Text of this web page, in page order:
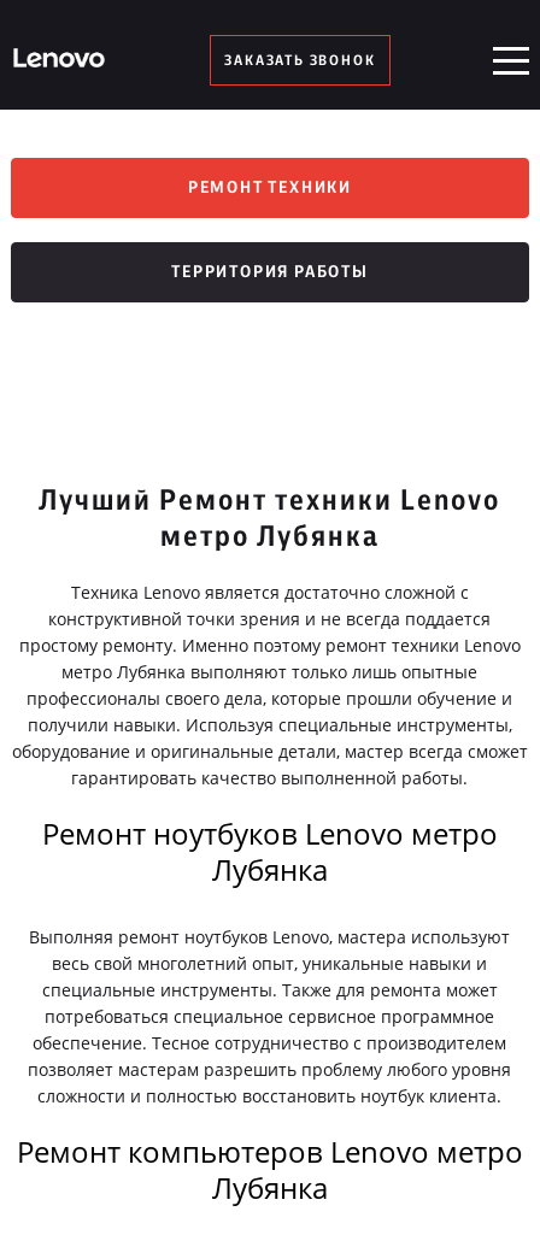
ЗАКАЗАТЬ ЗВОНОК
РЕМОНТ ТЕХНИКИ
ТЕРРИТОРИЯ РАБОТЫ
Лучший Ремонт техники Lenovo
метро Лубянка
Техника Lenovo является достаточно сложной с
конструктивной точки зрения и не всегда поддается
простому ремонту. Именно поэтому ремонт техники Lenovo
метро Лубянка выполняют только лишь опытные
профессионалы своего дела, которые прошли обучение и
получили навыки. Используя специальные инструменты,
оборудование и оригинальные детали, мастер всегда сможет
гарантировать качество выполненной работы.
Ремонт ноутбуков Lenovo метро
Лубянка
Выполняя ремонт ноутбуков Lenovo, мастера используют
весь свой многолетний опыт, уникальные навыки и
специальные инструменты. Также для ремонта может
потребоваться специальное сервисное программное
обеспечение. Тесное сотрудничество с производителем
позволяет мастерам разрешить проблему любого уровня
сложности и полностью восстановить ноутбук клиента.
Ремонт компьютеров Lenovo метро
Лубянка